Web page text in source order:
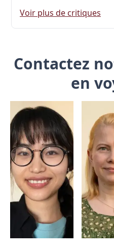
passe des vacances
(nourritures typiques,
Chinaventura mais
Voir plus de critiques
Contactez
en